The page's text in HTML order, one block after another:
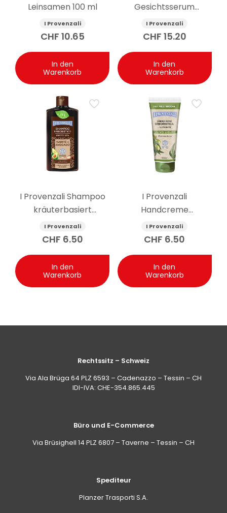
Leinsamen 100 ml
I Provenzali
CHF 10.65
In den
Warenkorb
Gesichtsserum
multiaktiv Rosa
Mosqueta 30 ml
I Provenzali
CHF 15.20
In den
Warenkorb
I Provenzali Shampoo
kräuterbasiert
Seideneffekt
Sheabutter und
I Provenzali
CHF 6.50
In den
Warenkorb
I Provenzali
Handcreme
empfindliche Haut
Olive 75 ml
I Provenzali
CHF 6.50
In den
Warenkorb
Rechtssitz – Schweiz
Via Ala Brüga 64 PLZ 6593 – Cadenazzo – Tessin – CH
IDI-IVA: CHE-354.865.445
Büro und E-Commerce
Via Brüsighell 14 PLZ 6807 – Taverne – Tessin – CH
Spediteur
Planzer Trasporti S.A.